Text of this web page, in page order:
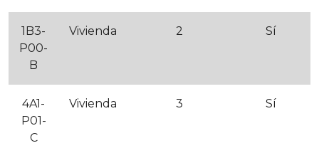
1B3-
P00-
B
Vivienda 2 Sí
4A1-
P01-
C
Vivienda 3 Sí